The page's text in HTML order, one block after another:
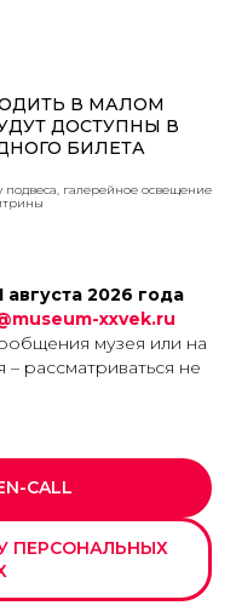
В МАЛОМ
ДОСТУПНЫ В
БИЛЕТА
подвеса, галерейное освещение
2026 года
xxvek.ru
музея или на
рассматриваться не
CALL
ПЕРСОНАЛЬНЫХ